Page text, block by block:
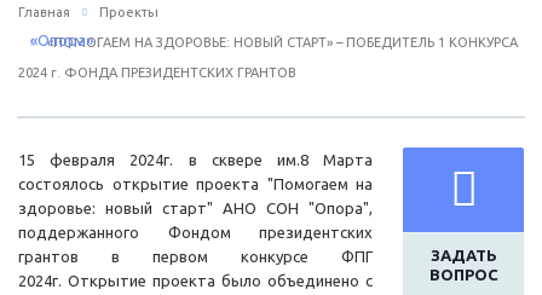
Главная Проекты
«ПОМОГАЕМ НА ЗДОРОВЬЕ: НОВЫЙ СТАРТ» – ПОБЕДИТЕЛЬ 1 КОНКУРСА
2024 г. ФОНДА ПРЕЗИДЕНТСКИХ ГРАНТОВ
ЗАДАТЬ
ВОПРОС
15 февраля 2024г. в сквере им.8 Марта
состоялось открытие проекта "Помогаем на
здоровье: новый старт" АНО СОН "Опора",
поддержанного Фондом президентских
грантов в первом конкурсе ФПГ
2024г. Открытие проекта было объединено с